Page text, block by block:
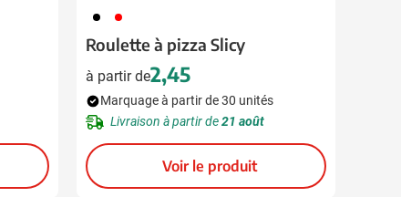
001 008
Roulette à pizza Slicy
à partir de2,45
Marquage à partir de 30 unités
Livraison à partir de21 août
Voir le produit